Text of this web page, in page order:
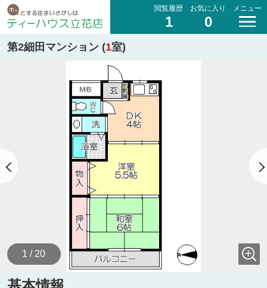
閲覧履歴
1
お気に入り
0
メニュー
第2細田マンション (1室)
1 / 20